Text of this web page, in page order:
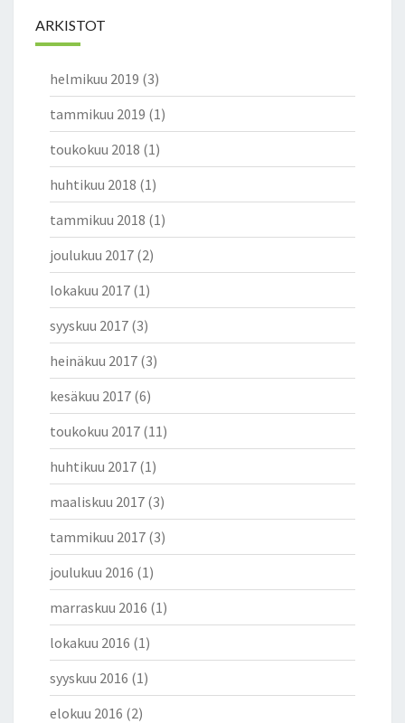
ARKISTOT
helmikuu 2019 (3)
tammikuu 2019 (1)
toukokuu 2018 (1)
huhtikuu 2018 (1)
tammikuu 2018 (1)
joulukuu 2017 (2)
lokakuu 2017 (1)
syyskuu 2017 (3)
heinäkuu 2017 (3)
kesäkuu 2017 (6)
toukokuu 2017 (11)
huhtikuu 2017 (1)
maaliskuu 2017 (3)
tammikuu 2017 (3)
joulukuu 2016 (1)
marraskuu 2016 (1)
lokakuu 2016 (1)
syyskuu 2016 (1)
elokuu 2016 (2)